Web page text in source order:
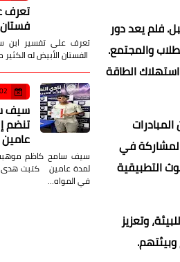
فلم يعد دور
والمجتمع.
الطاقة
المشاركة في
التطبيقية
وتعزيز
تعرف
فستان
تعرف على تفسير ابن
الفستان الأبيض له
02 أغسطس 2026
سيف
تنضم
عامين
سيف سامح كاظم موهبة
لمدة عامين كتبت هدى
في المواه…